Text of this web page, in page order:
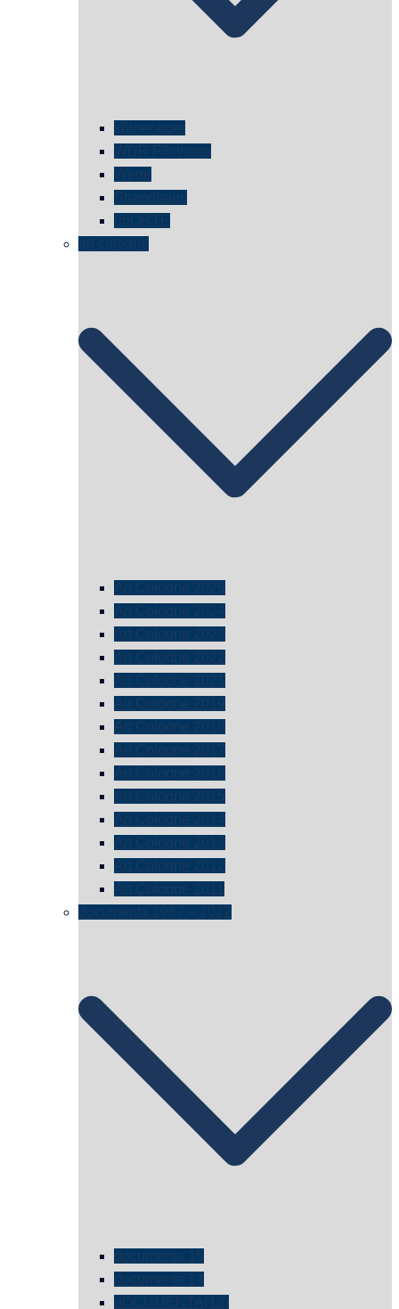
kölner oper
WDR Filmhaus
Wege
Strandhaus
unORTE
art cologne
Art Cologne 2025
Art Cologne 2024
Art Cologne 2023
Art Cologne 2022
Art Cologne 2021
Art Cologne 2019
Art Cologne 2018
Art Cologne 2017
Art Cologne 2016
Art Cologne 2015
Art Cologne 2014
Art Cologne 2013
Art Cologne 2012
Art Cologne 2011
documenta 1987 – 2022
documenta 15
documenta 14
dOCUMENTA(13)